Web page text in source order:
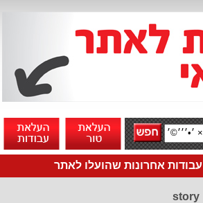
עבודות אחרונות שהועלו לאתר
story